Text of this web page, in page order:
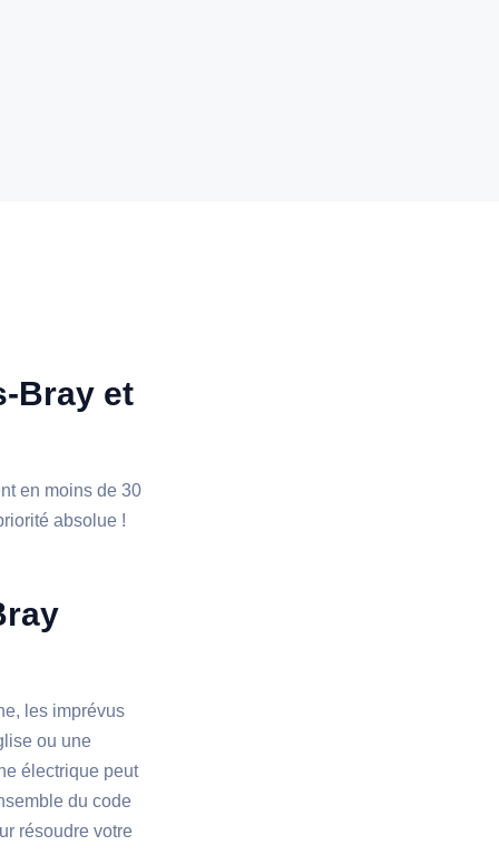
Bray et
en moins de 30
absolue !
les imprévus
ou une
électrique peut
du code
résoudre votre